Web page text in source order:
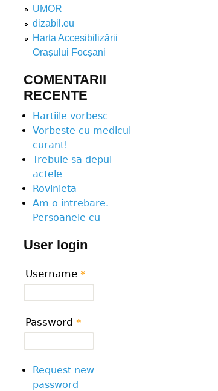
UMOR
dizabil.eu
Harta Accesibilizării
Orașului Focșani
COMENTARII
RECENTE
Hartiile vorbesc
Vorbeste cu medicul
curant!
Trebuie sa depui
actele
Rovinieta
Am o intrebare.
Persoanele cu
User login
Username *
Password *
Request new
password